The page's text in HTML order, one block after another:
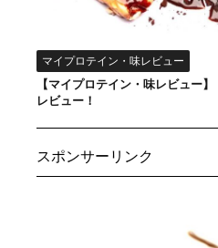
マイプロテイン・味レビュー
【マイプロテイン・味レビュー
レビュー！
スポンサーリンク